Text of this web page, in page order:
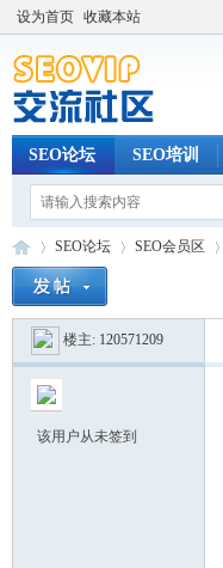
设为首页 收藏本站
SEO论坛 SEO培训
»
SEO论坛
›
SEO会员区
楼主: 120571209
该用户从未签到